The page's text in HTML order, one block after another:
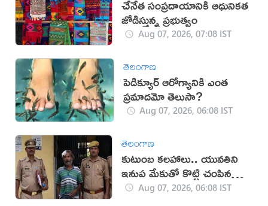
చేనేత సంప్రదాయానికి ఆధునికత
జోడిస్తున్న ప్రభుత్వం
Aug 07, 2026, 07:08 IST
తెలంగాణ
పెడిక్యూర్ ఆరోగ్యానికి ఎంత
ప్రమాదమో తెలుసా?
Aug 07, 2026, 06:08 IST
తెలంగాణ
కుటుంబ కలహాలు.. యువతిని
ఇనుప మేకుతో కొట్టి చంపిన
తండ్రిAug 07, 2026, 06:08 IST